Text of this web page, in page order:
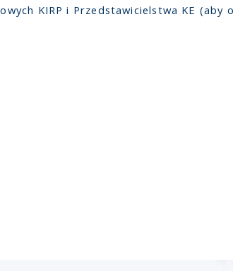
KIRP i Przedstawicielstwa KE (aby